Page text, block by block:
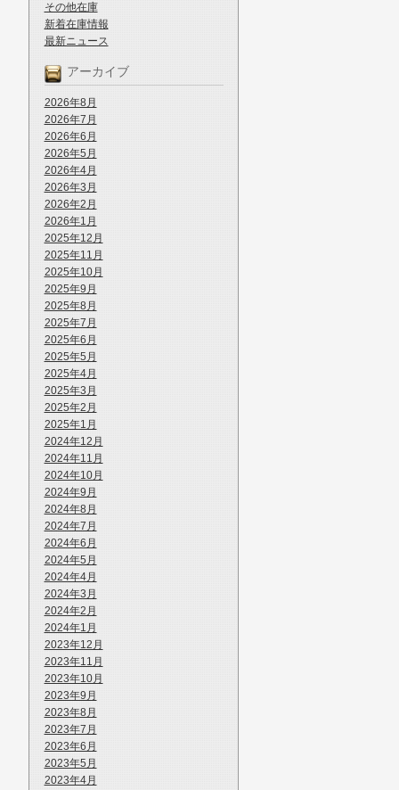
その他在庫
新着在庫情報
最新ニュース
アーカイブ
2026年8月
2026年7月
2026年6月
2026年5月
2026年4月
2026年3月
2026年2月
2026年1月
2025年12月
2025年11月
2025年10月
2025年9月
2025年8月
2025年7月
2025年6月
2025年5月
2025年4月
2025年3月
2025年2月
2025年1月
2024年12月
2024年11月
2024年10月
2024年9月
2024年8月
2024年7月
2024年6月
2024年5月
2024年4月
2024年3月
2024年2月
2024年1月
2023年12月
2023年11月
2023年10月
2023年9月
2023年8月
2023年7月
2023年6月
2023年5月
2023年4月